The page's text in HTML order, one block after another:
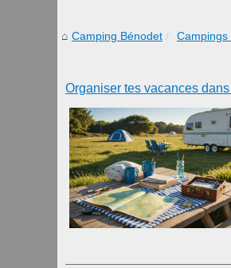
Camping Bénodet Campings
Organiser tes vacances